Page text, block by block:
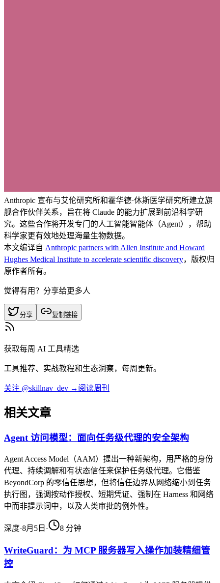
Anthropic 宣布与艾伦研究所和霍华德·休斯医学研究所建立旗
舰合作伙伴关系，旨在将 Claude 的能力扩展到前沿科学研
究。这些合作将开发专门的人工智能智能体（Agent），帮助
科学家更有效地处理海量生物数据。
本文编译自 Anthropic partners with Allen Institute and Howard
Hughes Medical Institute to accelerate scientific discovery，版权归
原作者所有。
觉得有用？分享给更多人
分享 复制链接
获取每周 AI 工具精选
工具推荐、实战教程和生态洞察，每周更新。
关注 @skillnav_dev → 阅读周刊
相关文章
Agent 访问模型：面向任务级代理的安全架构
Agent Access Model（AAM）提出一种新架构，用严格的身份
代理、持续调解和有状态信任来保护任务级代理。它借鉴
BeyondCorp 的零信任思想，但将信任边界从网络缩小到任务
执行图，强调按动作授权、短期凭证、强制在 Harness 和网络
中而非提示词中，以及人类审批的例外性。
深度·8月5日 · 8 分钟
WriteGuard：为 MCP 服务器写入操作加装精细管
控